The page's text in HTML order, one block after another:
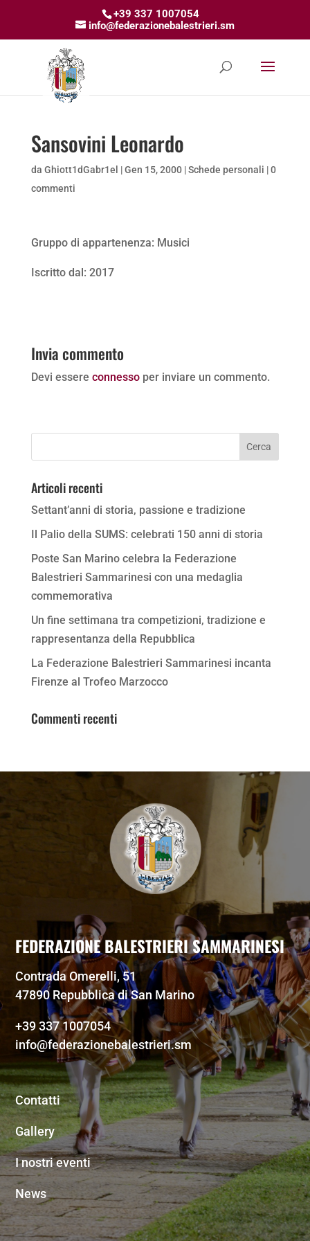
+39 337 1007054
info@federazionebalestrieri.sm
Sansovini Leonardo
da Ghiott1dGabr1el |Gen 15, 2000|Schede personali |0
commenti
Gruppo di appartenenza: Musici
Iscritto dal: 2017
Invia commento
Devi essere connessoper inviare un commento.
Articoli recenti
Settant’anni di storia, passione e tradizione
Il Palio della SUMS: celebrati 150 anni di storia
Poste San Marino celebra la Federazione
Balestrieri Sammarinesi con una medaglia
commemorativa
Un fine settimana tra competizioni, tradizione e
rappresentanza della Repubblica
La Federazione Balestrieri Sammarinesi incanta
Firenze al Trofeo Marzocco
Commenti recenti
FEDERAZIONE BALESTRIERI SAMMARINESI
Contrada Omerelli, 51
47890 Repubblica di San Marino
+39 337 1007054
info@federazionebalestrieri.sm
Contatti
Gallery
I nostri eventi
News